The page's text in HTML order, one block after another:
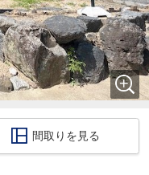
料で受け付けます
いいの？
頭金を貯めてか
？毎月の返済はい
ンは組めるの？
相談もお伺いいた
間取りを見る